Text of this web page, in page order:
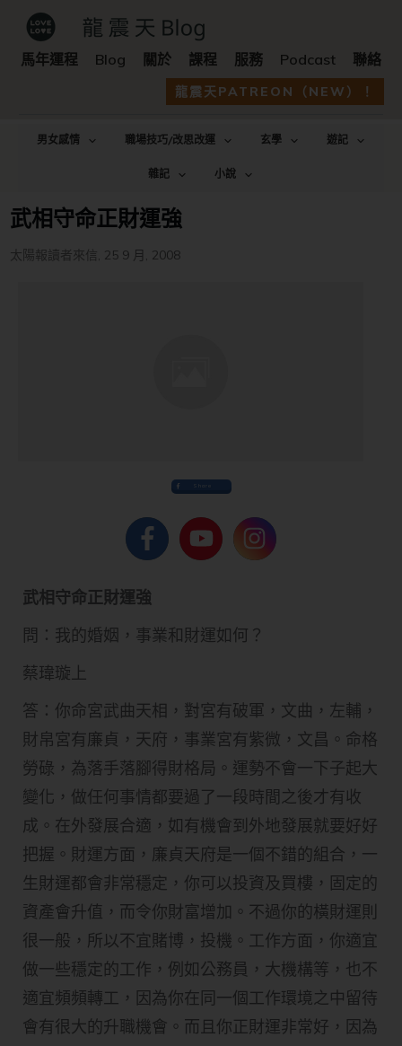
馬年運程 Blog 關於 課程 服務 Podcast 聯絡
龍震天PATREON（NEW）！
男女感情 職場技巧/改思改運 玄學
遊記
雜記
小說
武相守命正財運強
太陽報讀者來信 , 25 9 月, 2008
Share
武相守命正財運強
問：我的婚姻，事業和財運如何？
蔡瑋璇上
答：你命宮武曲天相，對宮有破軍，文曲，左輔，
財帛宮有廉貞，天府，事業宮有紫微，文昌。命格
勞碌，為落手落腳得財格局。運勢不會一下子起大
變化，做任何事情都要過了一段時間之後才有收
成。在外發展合適，如有機會到外地發展就要好好
把握。財運方面，廉貞天府是一個不錯的組合，一
生財運都會非常穩定，你可以投資及買樓，固定的
資產會升值，而令你財富增加。不過你的橫財運則
很一般，所以不宜賭博，投機。工作方面，你適宜
做一些穩定的工作，例如公務員，大機構等，也不
適宜頻頻轉工，因為你在同一個工作環境之中留待
會有很大的升職機會。而且你正財運非常好，因為